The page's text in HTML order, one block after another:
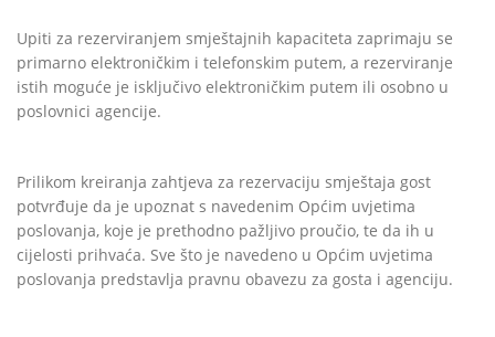
Upiti za rezerviranjem smještajnih kapaciteta zaprimaju se
primarno elektroničkim i telefonskim putem, a rezerviranje
istih moguće je isključivo elektroničkim putem ili osobno u
poslovnici agencije.
Prilikom kreiranja zahtjeva za rezervaciju smještaja gost
potvrđuje da je upoznat s navedenim Općim uvjetima
poslovanja, koje je prethodno pažljivo proučio, te da ih u
cijelosti prihvaća. Sve što je navedeno u Općim uvjetima
poslovanja predstavlja pravnu obavezu za gosta i agenciju.